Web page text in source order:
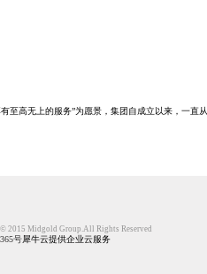
至高无上的服务”为愿景，集团自成立以来，一
2015 Midgold Group.All Rights Reserved
号犀牛云提供企业云服务